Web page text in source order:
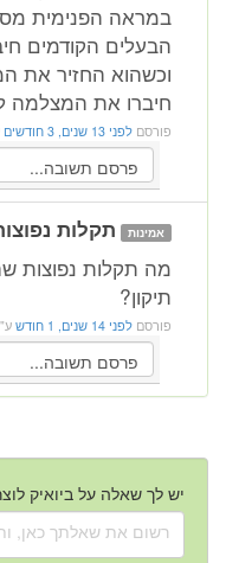
במראה הפנימית
הבעלים הקודמים
וכשהוא החזיר את
חיברו את המצלמה
פורסם לפני 13 שנים, 3 חודשים
אמינות תקלות
מה תקלות נפוצות
תיקון?
פורסם לפני 14 שנים, 1 חודש
יש לך שאלה על ביואיק לוצרן 2006 - 2012 יד